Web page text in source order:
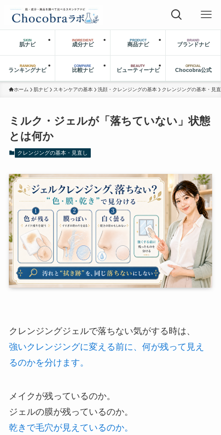
SKIN
肌ナビ
INGREDIENT
成分ナビ
PRODUCT
商品ナビ
BRAND
ブランドナビ
RANKING
ランキングナビ
COMPARE
比較ナビ
BEAUTY
ビューティーナビ
OFFICIAL
Chocobra公式
ホーム 肌ナビ スキンケアの基本 洗顔・クレンジングの基本 クレンジングの基本・見
ミルク・ジェルが「落ちていない」状態
とは何か
クレンジングの基本・見直し
クレンジングジェルで落ちない気がする時は、
強いクレンジングに変える前に、何が残って見え
るのかを分けます。
メイクが残っているのか。
ジェルの膜が残っているのか。
乾きで毛穴が見えているのか。